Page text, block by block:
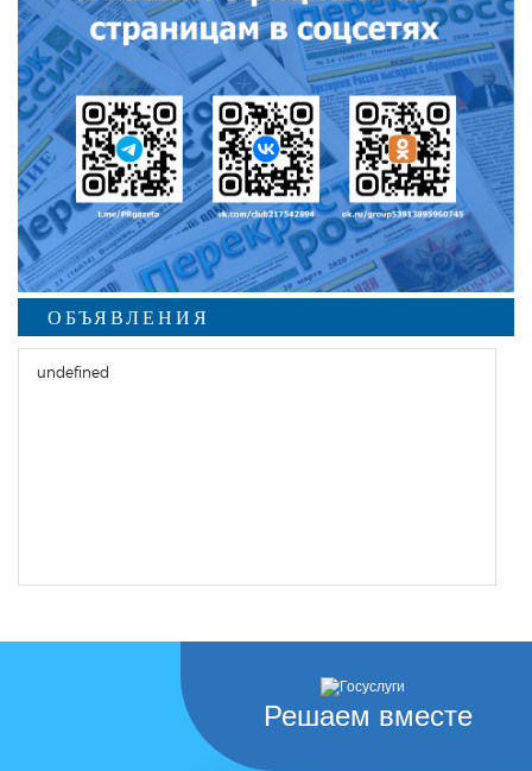
ОБЪЯВЛЕНИЯ
undefined
Решаем вместе